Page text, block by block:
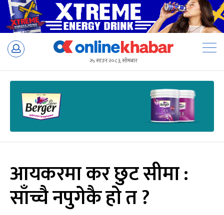
Skip
२५ साउन २०८३, सोमबार
आयकरमा कर छुट सीमा :
साँच्चै नपुगेकै हो त ?